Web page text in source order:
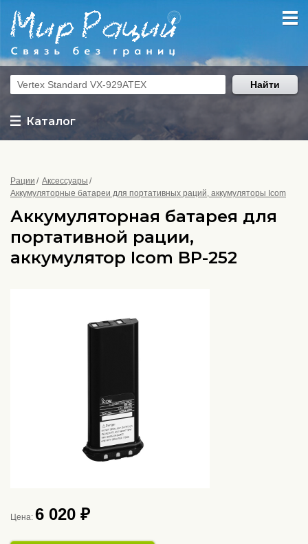
Каталог
Найти
Рации
Аксессуары
Аккумуляторные батареи для портативных раций, аккумуляторы Icom
Аккумуляторная батарея для
портативной рации,
аккумулятор Icom BP-252
Цена: 6 020 ₽